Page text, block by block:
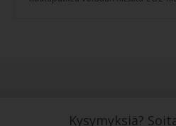
Kysymyksiä?